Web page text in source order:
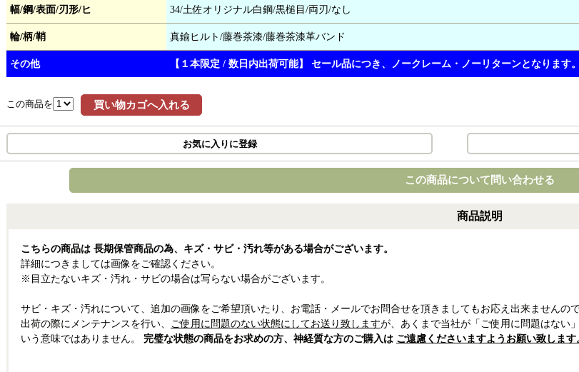
幅/鋼/表面/刃形/ヒ 34/土佐オリジナル白鋼/黒槌目/両刃/なし
輪/柄/鞘 真鍮ヒルト/藤巻茶漆/藤巻茶漆革バンド
その他 【１本限定 / 数日内出荷可能】 セール品につき、ノークレーム・ノーリターンとなります
この商品を 買い物カゴへ入れる
お気に入りに登録
この商品について問い合わせる
商品説明
こちらの商品は 長期保管商品の為、キズ・サビ・汚れ等がある場合がございます。
詳細につきましては画像をご確認ください。
※目立たないキズ・汚れ・サビの場合は写らない場合がございます。
サビ・キズ・汚れについて、追加の画像をご希望頂いたり、お電話・メールでお問合せを頂きましてもお応え出来ませんの
出荷の際にメンテナンスを行い、 ご使用に問題のない状態にしてお送り致しますが、あくまで当社が「ご使用に問題はない
いう意味ではありません。 完璧な状態の商品をお求めの方、神経質な方のご購入は ご遠慮くださいますようお願い致します